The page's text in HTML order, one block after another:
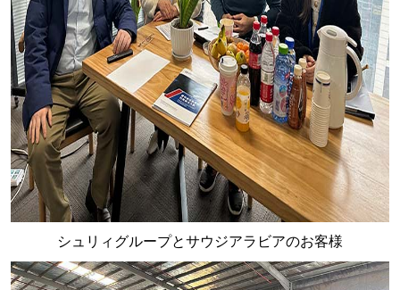
シュリィグループとサウジアラビアのお客様